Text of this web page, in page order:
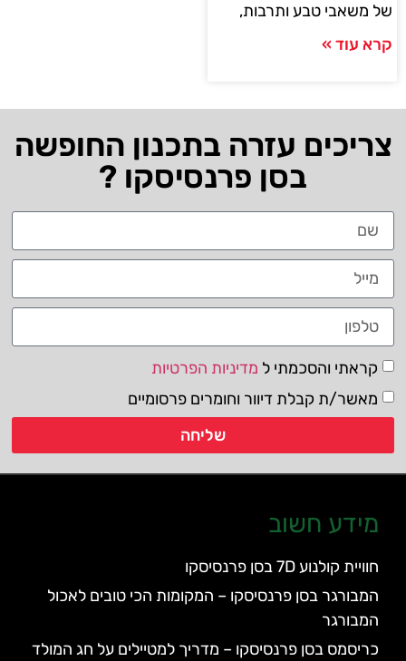
של משאבי טבע ותרבות,
קרא עוד »
צריכים עזרה בתכנון החופשה
בסן פרנסיסקו ?
קראתי והסכמתי ל מדיניות הפרטיות
מאשר/ת קבלת דיוור וחומרים פרסומיים
שליחה
מידע חשוב
חוויית קולנוע 7D בסן פרנסיסקו
המבורגר בסן פרנסיסקו – המקומות הכי טובים לאכול
המבורגר
כריסמס בסן פרנסיסקו – מדריך למטיילים על חג המולד